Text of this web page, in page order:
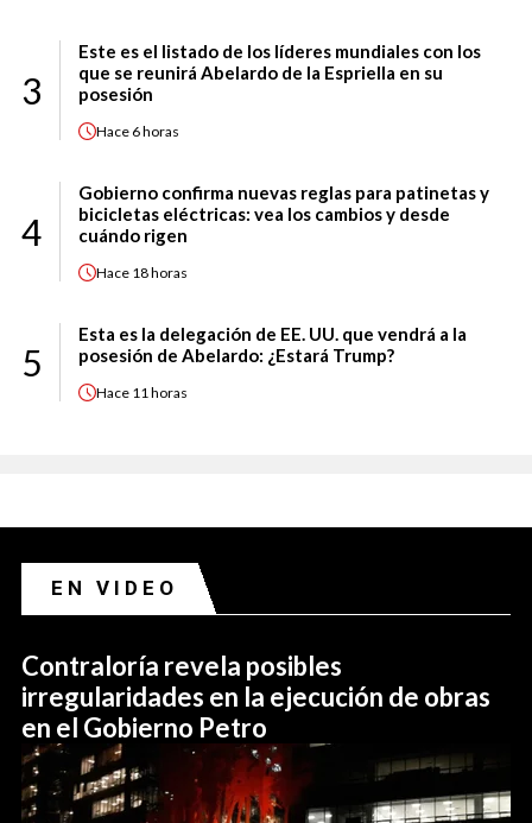
3
Este es el listado de los líderes mundiales con los
que se reunirá Abelardo de la Espriella en su
posesión
Hace 6 horas
4
Gobierno confirma nuevas reglas para patinetas y
bicicletas eléctricas: vea los cambios y desde
cuándo rigen
Hace 18 horas
5
Esta es la delegación de EE. UU. que vendrá a la
posesión de Abelardo: ¿Estará Trump?
Hace 11 horas
EN VIDEO
Contraloría revela posibles
irregularidades en la ejecución de obras
en el Gobierno Petro